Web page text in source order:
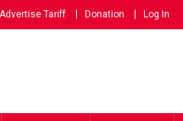
Advertise Tariff Donation Log In